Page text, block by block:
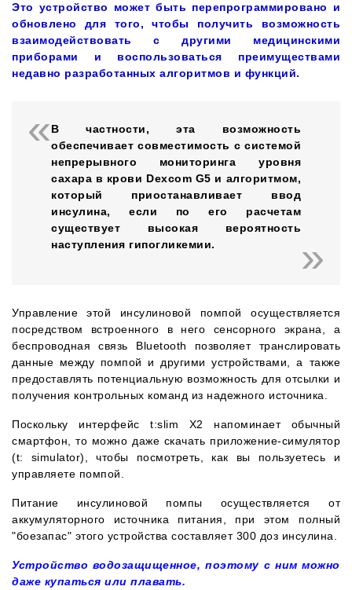
Это устройство может быть перепрограммировано и
обновлено для того, чтобы получить возможность
взаимодействовать с другими медицинскими
приборами и воспользоваться преимуществами
недавно разработанных алгоритмов и функций.
В частности, эта возможность
обеспечивает совместимость с системой
непрерывного мониторинга уровня
сахара в крови Dexcom G5 и алгоритмом,
который приостанавливает ввод
инсулина, если по его расчетам
существует высокая вероятность
наступления гипогликемии.
Управление этой инсулиновой помпой осуществляется
посредством встроенного в него сенсорного экрана, а
беспроводная связь Bluetooth позволяет транслировать
данные между помпой и другими устройствами, а также
предоставлять потенциальную возможность для отсылки и
получения контрольных команд из надежного источника.
Поскольку интерфейс t:slim X2 напоминает обычный
смартфон, то можно даже скачать приложение-симулятор
(t: simulator), чтобы посмотреть, как вы пользуетесь и
управляете помпой.
Питание инсулиновой помпы осуществляется от
аккумуляторного источника питания, при этом полный
"боезапас" этого устройства составляет 300 доз инсулина.
Устройство водозащищенное, поэтому с ним можно
даже купаться или плавать.